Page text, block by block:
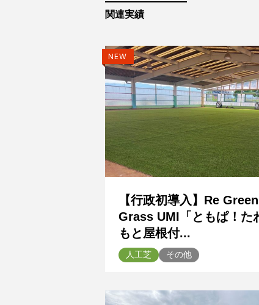
関連実績
NEW
【行政初導入】Re Green
Grass UMI「ともぱ！た
もと屋根付...
人工芝 その他